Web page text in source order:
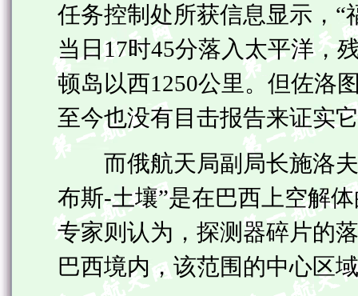
任务控制处所获信息显示，“
当日17时45分落入太平洋，
顿岛以西1250公里。但佐洛
至今也没有目击报告来证实
而俄航天局副局长施洛夫
布斯-土壤”是在巴西上空解
专家则认为，探测器碎片的
巴西境内，该范围的中心区